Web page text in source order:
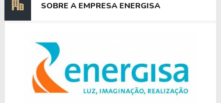
SOBRE A EMPRESA ENERGISA